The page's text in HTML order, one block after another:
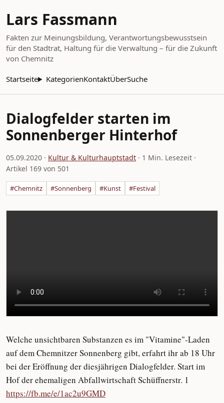
Lars Fassmann
Fakten zur Meinungsbildung, Verantwortungsbewusstsein
für den Stadtrat, Haltung für die Verwaltung – für die Zukunft
von Chemnitz
Startseite KategorienKontaktÜberSuche
Dialogfelder starten im
Sonnenberger Hinterhof
05.09.2020 · Kultur & Kulturhauptstadt · 1 Min. Lesezeit ·
Artikel 169 von 501
#Chemnitz #Sonnenberg #Kunst #Festival
Welche unsichtbaren Substanzen es im "Vitamine"-Laden
auf dem Chemnitzer Sonnenberg gibt, erfahrt ihr ab 18 Uhr
bei der Eröffnung der diesjährigen Dialogfelder. Start im
Hof der ehemaligen Abfallwirtschaft Schüffnerstr. 1
https://fb.me/e/1ac2u9GMD